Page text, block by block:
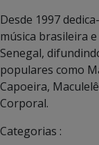
Desde 1997
música brasileira
Senegal,
populares como
Capoeira,
Corporal.
Categorias :